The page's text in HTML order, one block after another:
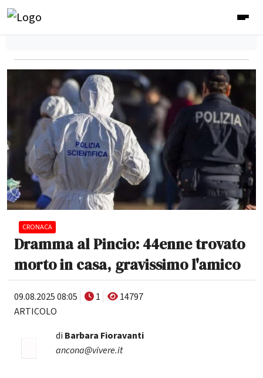
CRONACA
Dramma al Pincio: 44enne trovato
morto in casa, gravissimo l'amico
09.08.2025 08:05 1
14797
ARTICOLO
di Barbara Fioravanti
ancona@vivere.it